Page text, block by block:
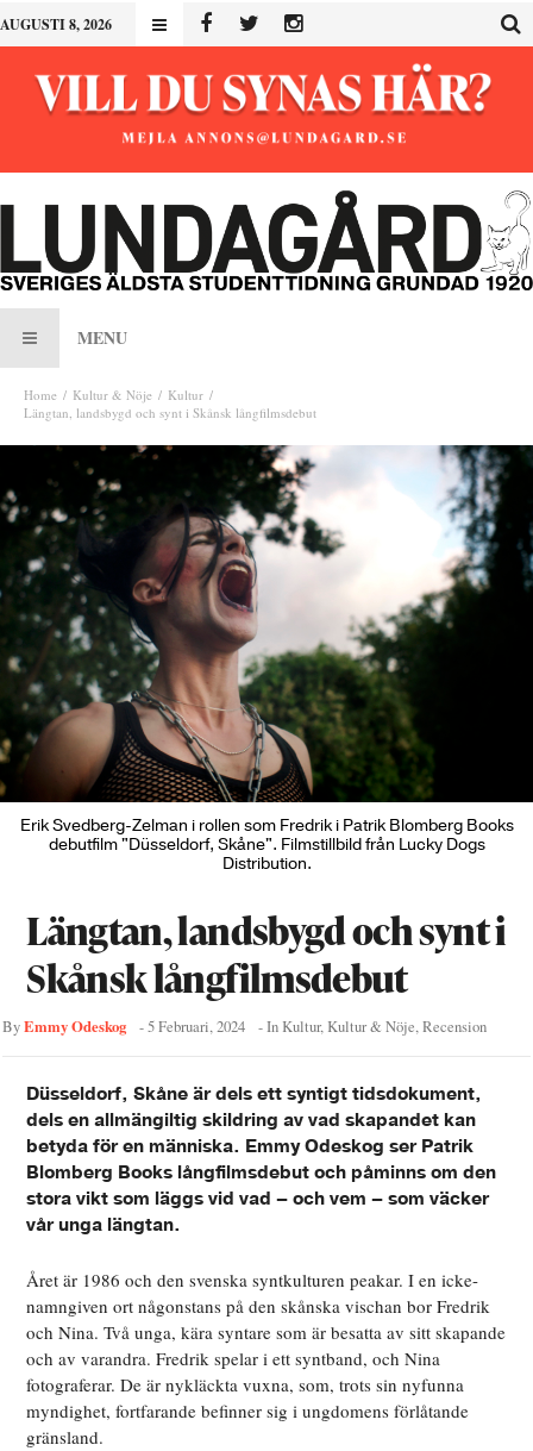
AUGUSTI 8, 2026
MENU
Home Kultur & Nöje
Kultur
Längtan, landsbygd och synt i Skånsk långfilmsdebut
Erik Svedberg-Zelman i rollen som Fredrik i Patrik Blomberg Books
debutfilm "Düsseldorf, Skåne". Filmstillbild från Lucky Dogs
Distribution.
Längtan, landsbygd och synt i
Skånsk långfilmsdebut
ByEmmy Odeskog -5 Februari, 2024 - In Kultur, Kultur & Nöje,Recension
Düsseldorf, Skåne är dels ett syntigt tidsdokument,
dels en allmängiltig skildring av vad skapandet kan
betyda för en människa. Emmy Odeskog ser Patrik
Blomberg Books långfilmsdebut och påminns om den
stora vikt som läggs vid vad – och vem – som väcker
vår unga längtan.
Året är 1986 och den svenska syntkulturen peakar. I en icke-
namngiven ort någonstans på den skånska vischan bor Fredrik
och Nina. Två unga, kära syntare som är besatta av sitt skapande
och av varandra. Fredrik spelar i ett syntband, och Nina
fotograferar. De är nykläckta vuxna, som, trots sin nyfunna
myndighet, fortfarande befinner sig i ungdomens förlåtande
gränsland.